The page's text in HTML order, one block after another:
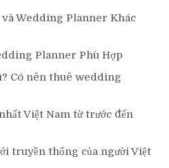
Wedding Planner Khác
Planner Phù Hợp
Có nên thuê wedding
Việt Nam từ trước đến
truyền thống của người Việt